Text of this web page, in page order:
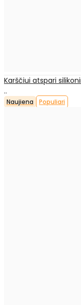
Karščiui atspari
..
Naujiena Populiari